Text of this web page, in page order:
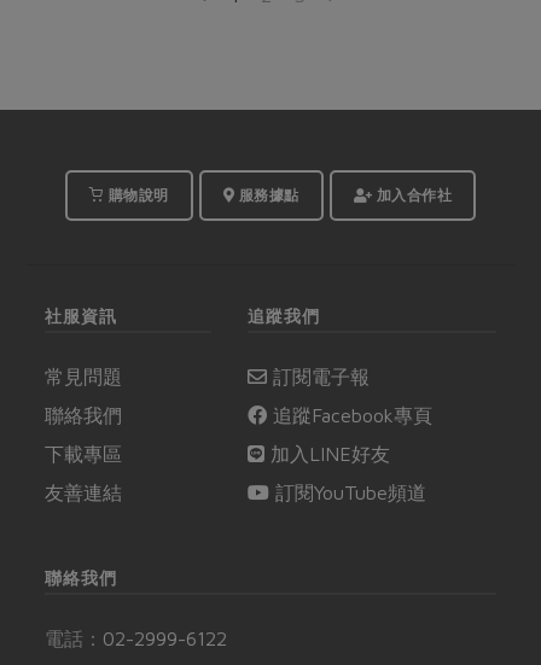
購物說明 服務據點 加入合作社
社服資訊
常見問題
聯絡我們
下載專區
友善連結
追蹤我們
訂閱電子報
追蹤Facebook專頁
加入LINE好友
訂閱YouTube頻道
聯絡我們
電話： 02-2999-6122